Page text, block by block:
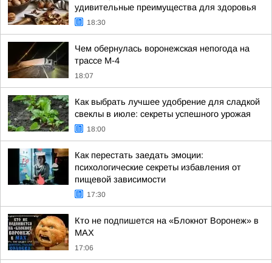
удивительные преимущества для здоровья
18:30
Чем обернулась воронежская непогода на
трассе М-4
18:07
Как выбрать лучшее удобрение для сладкой
свеклы в июле: секреты успешного урожая
18:00
Как перестать заедать эмоции:
психологические секреты избавления от
пищевой зависимости
17:30
Кто не подпишется на «Блокнот Воронеж» в
МАХ
17:06